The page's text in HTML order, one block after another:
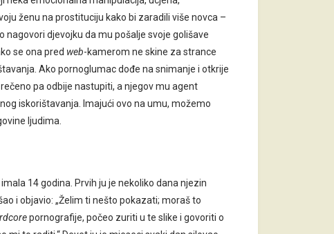
ženu na prostituciju kako bi zaradili više novca –
djevojku da mu pošalje svoje golišave
se ona pred web-kamerom ne skine za strance
Ako pornoglumac dođe na snimanje i otkrije
pa odbije nastupiti, a njegov mu agent
iskorištavanja. Imajući ovo na umu, možemo
ljudima.
14 godina. Prvih ju je nekoliko dana njezin
i objavio: „Želim ti nešto pokazati; moraš to
pornografije, počeo zuriti u te slike i govoriti o